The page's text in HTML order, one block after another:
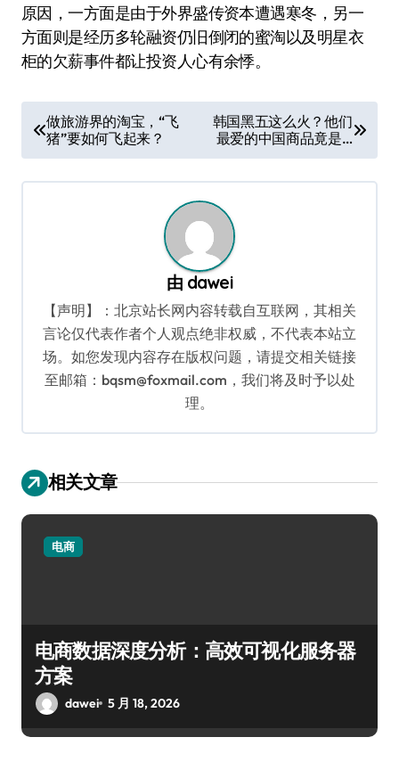
原因，一方面是由于外界盛传资本遭遇寒冬，另一
方面则是经历多轮融资仍旧倒闭的蜜淘以及明星衣
柜的欠薪事件都让投资人心有余悸。
章
导
做旅游界的淘宝，“飞
猪”要如何飞起来？
韩国黑五这么火？他们
最爱的中国商品竟是…
由 dawei
【声明】：北京站长网内容转载自互联网，其相关
言论仅代表作者个人观点绝非权威，不代表本站立
场。如您发现内容存在版权问题，请提交相关链接
至邮箱：bqsm@foxmail.com，我们将及时予以处
理。
相关文章
电商
电商数据深度分析：高效可视化服务器
方案
dawei 5 月 18, 2026